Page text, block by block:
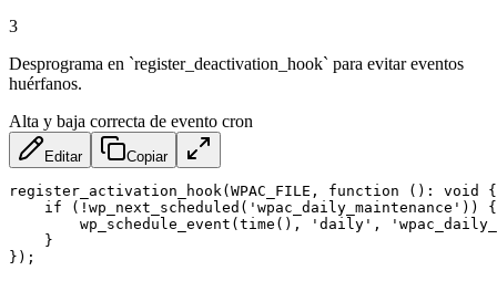
3
Desprograma en `register_deactivation_hook` para evitar eventos
huérfanos.
Alta y baja correcta de evento cron
Editar Copiar
register_activation_hook(WPAC_FILE, function (): void {
    if (!wp_next_scheduled('wpac_daily_maintenance')) {
wp_schedule_event(time(), 'daily',
    }
});